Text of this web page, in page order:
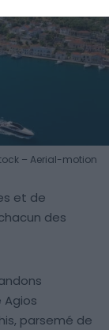
– Aerial-motion
et de
des
parsemé de